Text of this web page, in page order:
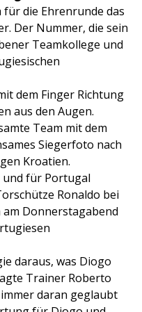
die Ehrenrunde das
Der Nummer, die sein
Teamkollege und
dem Finger Richtung
aus den Augen.
Team mit dem
Siegerfoto nach
Kroatien.
für Portugal
Ronaldo bei
Donnerstagabend
daraus, was Diogo
Trainer Roberto
daran geglaubt